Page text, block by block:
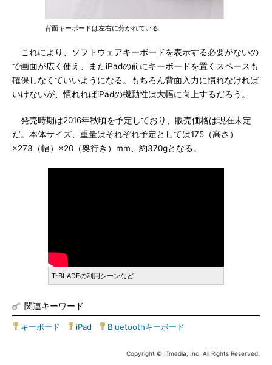
背面キーボードは左右に分かれている
これにより、ソフトウェアキーボードを表示する必要がないの
で画面が広く使え、またiPadの前にキーボードを置くスペースも
確保しなくていいようになる。もちろん背面入力に慣れなければ
いけないが、慣れればiPadの機動性は大幅に向上するだろう。
発売時期は2016年秋頃を予定しており、販売価格は現在未定
だ。本体サイズ、重量はそれぞれ予定としては175（高さ）
×273（幅）×20（奥行き）mm、約370gとなる。
T-BLADEの利用シーンなど
関連キーワード
キーボード iPad Bluetoothキーボード
Copyright © ITmedia, Inc. All Rights Reserved.